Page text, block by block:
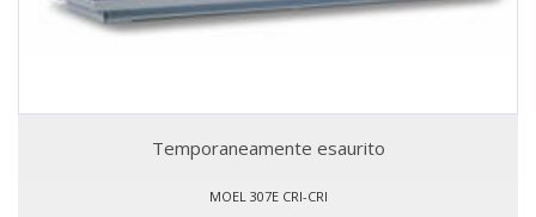
Temporaneamente esaurito
MOEL 307E CRI-CRI